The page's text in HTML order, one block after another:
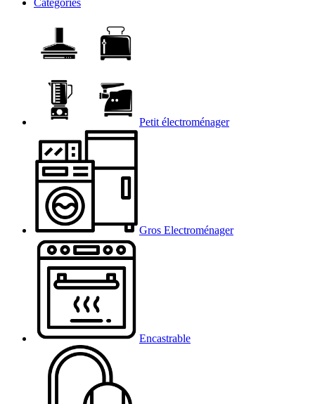
Petit électroménager
Gros Electroménager
Encastrable